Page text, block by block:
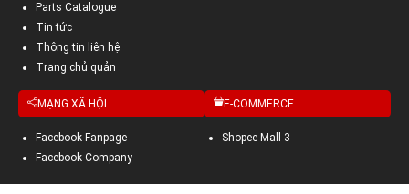
Parts Catalogue
Tin tức
Thông tin liên hệ
Trang chủ quản
MẠNG XÃ HỘI
Facebook Fanpage
Facebook Company
E-COMMERCE
Shopee Mall 3